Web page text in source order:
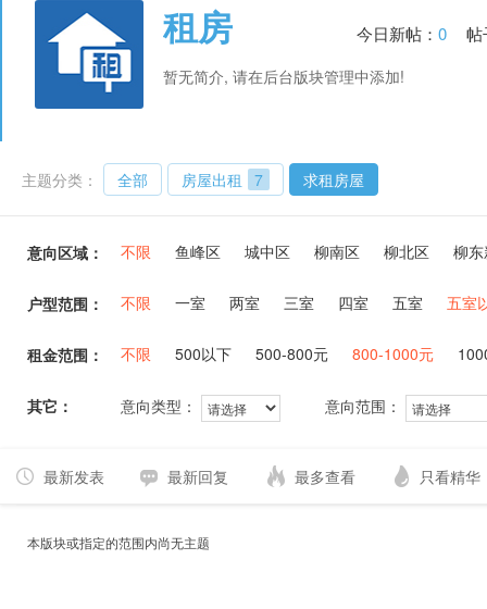
» ›
租房 今日新帖： 0 帖
暂无简介, 请在后台版块管理中添加!
主题分类： 全部 房屋出租 7 求租房屋
意向区域： 不限 鱼峰区 城中区 柳南区 柳北区 柳
户型范围： 不限 一室 两室 三室 四室 五室 五室
租金范围： 不限 500以下 500-800元 800-1000元
其它： 意向类型： 意向范围：
最新发表 最新回复 最多查看 只看精华
本版块或指定的范围内尚无主题